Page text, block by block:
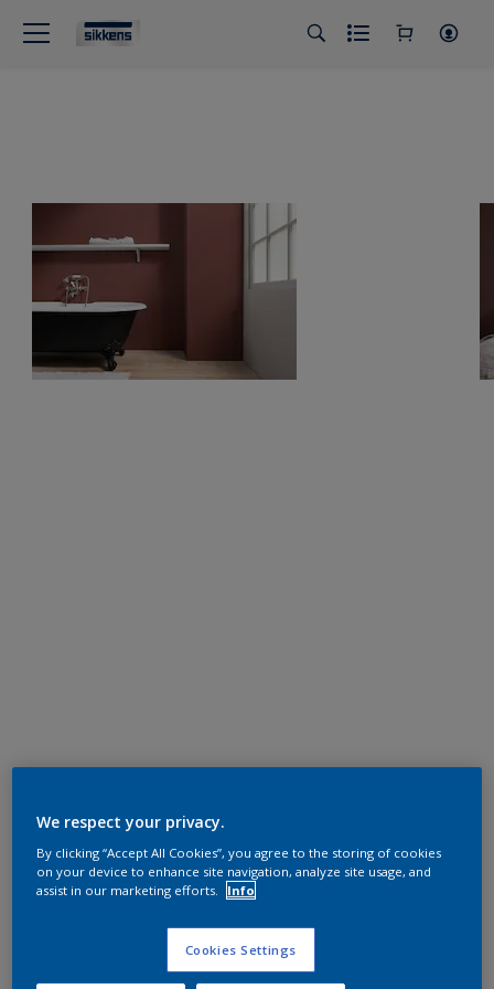
We respect your privacy.
By clicking “Accept All Cookies”, you agree to the storing of cookies
on your device to enhance site navigation, analyze site usage, and
assist in our marketing efforts.
Info
Cookies Settings